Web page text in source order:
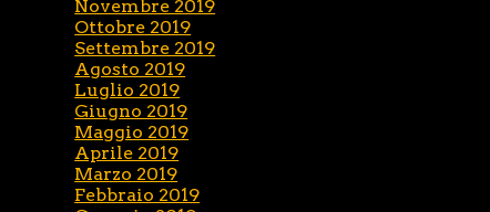
Novembre 2019
Ottobre 2019
Settembre 2019
Agosto 2019
Luglio 2019
Giugno 2019
Maggio 2019
Aprile 2019
Marzo 2019
Febbraio 2019